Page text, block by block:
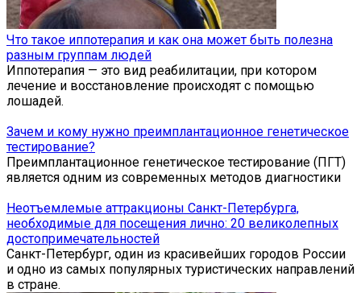
Что такое иппотерапия и как она может быть полезна
разным группам людей
Иппотерапия — это вид реабилитации, при котором
лечение и восстановление происходят с помощью
лошадей.
Зачем и кому нужно преимплантационное генетическое
тестирование?
Преимплантационное генетическое тестирование (ПГТ)
является одним из современных методов диагностики
Неотъемлемые аттракционы Санкт-Петербурга,
необходимые для посещения лично: 20 великолепных
достопримечательностей
Санкт-Петербург, один из красивейших городов России
и одно из самых популярных туристических направлений
в стране.